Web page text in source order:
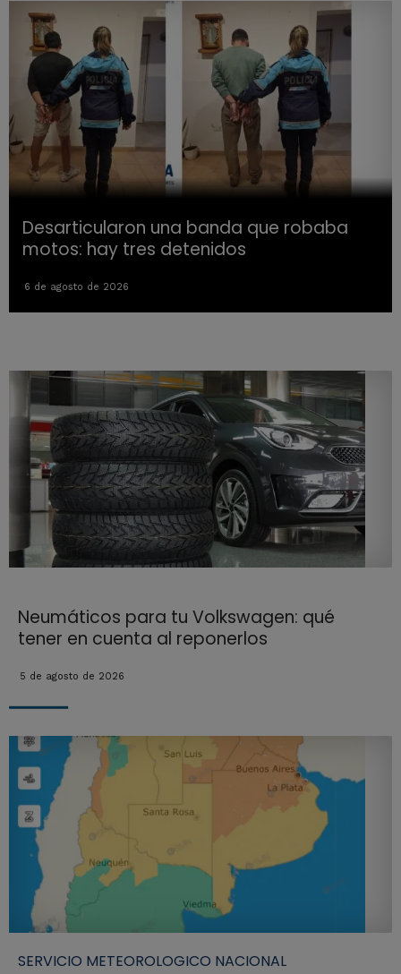
Desarticularon una banda que robaba
motos: hay tres detenidos
6 de agosto de 2026
Neumáticos para tu Volkswagen: qué
tener en cuenta al reponerlos
5 de agosto de 2026
SERVICIO METEOROLOGICO NACIONAL